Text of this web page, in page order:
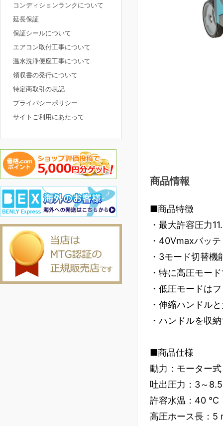
商品情報
■商品特徴
・最大許容圧力
・40Vmaxバッ
・3モード切替
・特に高圧モー
・低圧モードは
・伸縮ハンドル
・ハンドルを収
■商品仕様
動力：モーター式
吐出圧力：3～
許容水温：40 ℃
高圧ホース長：5
コンディションランクについて
延長保証
保証シールについて
エアコン取付工事について
温水洗浄便座工事について
領収書の発行について
特定商取引の表記
プライバシーポリシー
サイトご利用にあたって